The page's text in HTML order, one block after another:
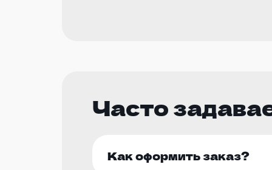
Часто
Как оформить заказ?